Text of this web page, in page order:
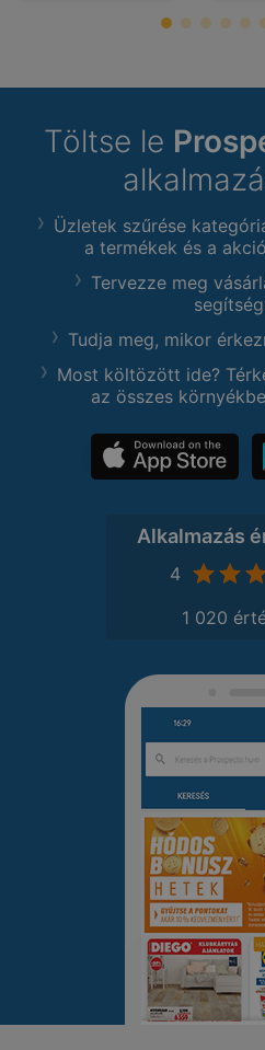
Töltse le
Üzletek szűrése
a termékek és a
Tervezze meg
Tudja meg, mikor
Most költözött ide?
az összes
Alkalmazás
4
1 020